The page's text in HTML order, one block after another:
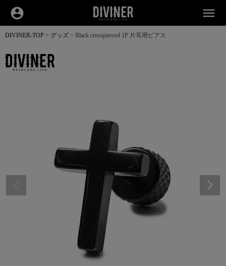
account_circle menu
DIVINER-TOP グッズ Black crosspierced 1P 片耳用ピアス